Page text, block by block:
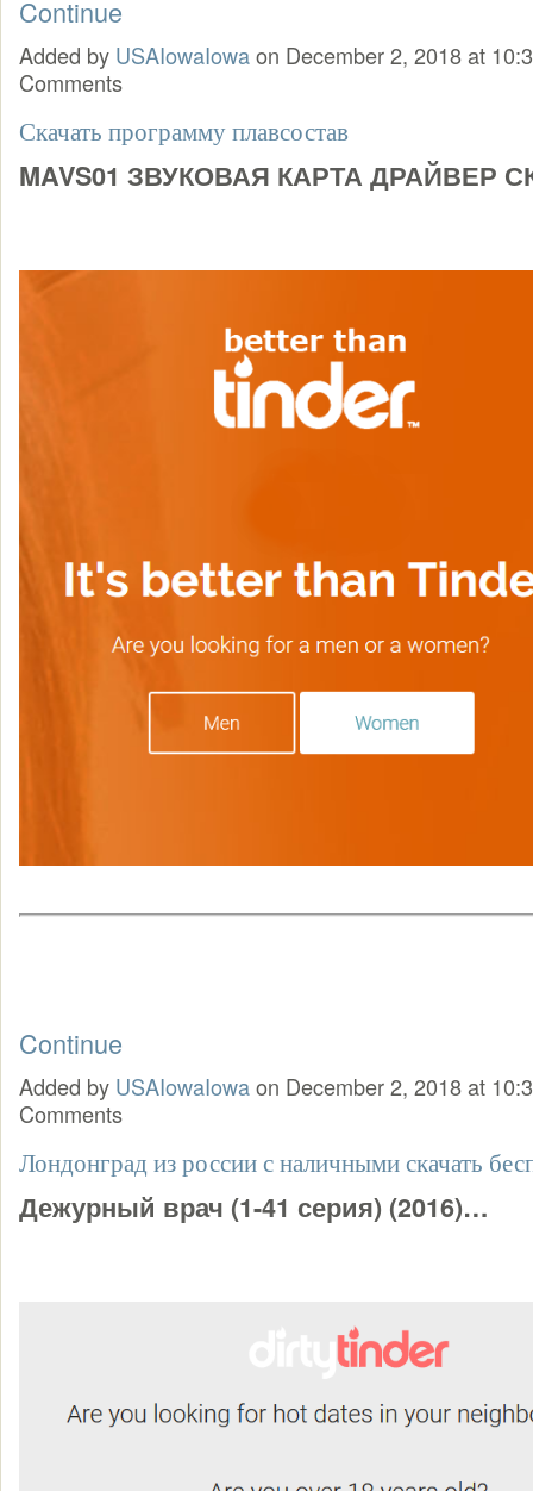
Continue
Added by USAIowaIowaon December 2, 2018 at
Comments
Скачать программу плавсостав
MAVS01 ЗВУКОВАЯ КАРТА ДРАЙВЕР
Continue
Added by USAIowaIowaon December 2, 2018 at
Comments
Лондонград из россии с наличными скачать
Дежурный врач (1-41 серия) (2016)…